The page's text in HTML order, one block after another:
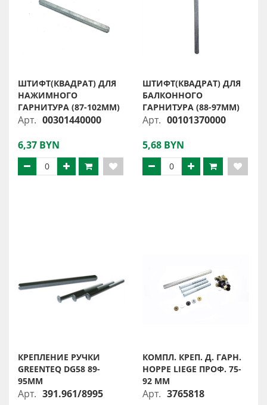
ШТИФТ(КВАДРАТ) ДЛЯ
НАЖИМНОГО
ГАРНИТУРА (87-102ММ)
Арт. 00301440000
6,37 BYN
ШТИФТ(КВАДРАТ) ДЛЯ
БАЛКОННОГО
ГАРНИТУРА (88-97ММ)
Арт. 00101370000
5,68 BYN
КРЕПЛЕНИЕ РУЧКИ
GREENTEQ DG58 89-
95ММ
Арт. 391.961/8995
КОМПЛ. КРЕП. Д. ГАРН.
HOPPE LIEGE ПРОФ. 75-
92 ММ
Арт. 3765818